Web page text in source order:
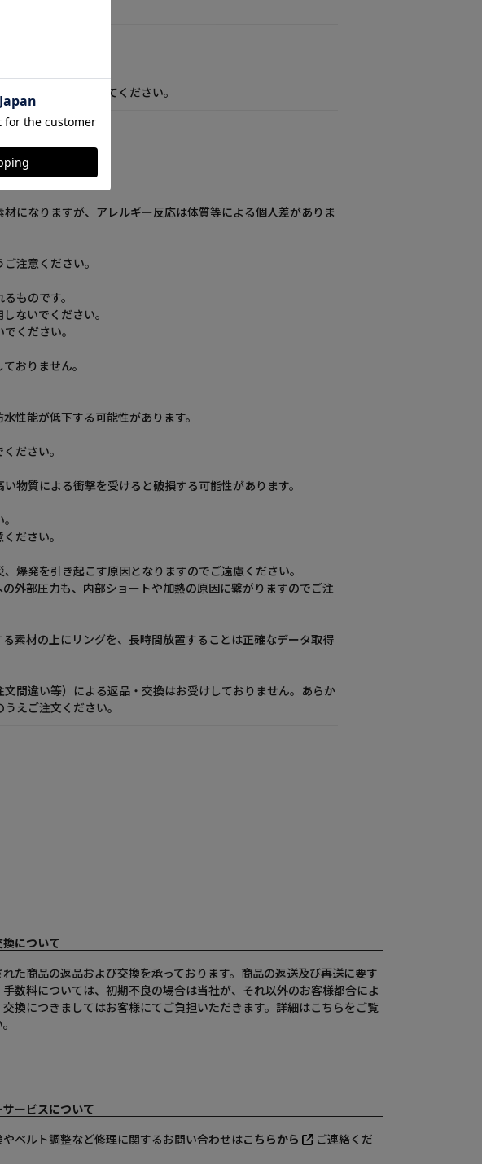
トや明細を保管してください。
保存されます。
ております。
になりますが、アレルギー反応は体質等による個人差がありま
注意ください。
ものです。
ないでください。
ください。
おりません。
性能が低下する可能性があります。
ださい。
物質による衝撃を受けると破損する可能性があります。
ださい。
爆発を引き起こす原因となりますのでご遠慮ください。
外部圧力も、内部ショートや加熱の原因に繋がりますのでご注
素材の上にリングを、長時間放置することは正確なデータ取得
違い等）による返品・交換はお受けしておりません。あらか
えご注文ください。
について
れた商品の返品および交換を承っております。商品の返送及び再送に要す
手数料については、初期不良の場合は当社が、それ以外のお客様都合によ
交換につきましてはお客様にてご負担いただきます。詳細はこちらをご覧
サービスについて
やベルト調整など修理に関するお問い合わせはこちらから
ご連絡くだ